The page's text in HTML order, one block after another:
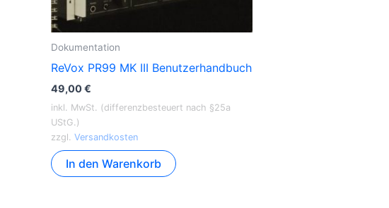
Dokumentation
ReVox PR99 MK III Benutzerhandbuch
49,00€
inkl. MwSt. (differenzbesteuert nach §25a
UStG.)
zzgl. Versandkosten
In den Warenkorb